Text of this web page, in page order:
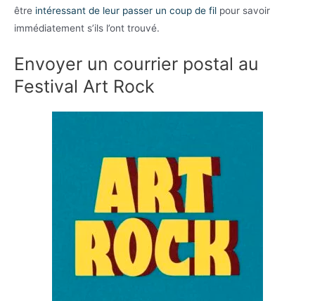
être intéressant de leur passer un coup de fil pour savoir
immédiatement s’ils l’ont trouvé.
Envoyer un courrier postal au
Festival Art Rock